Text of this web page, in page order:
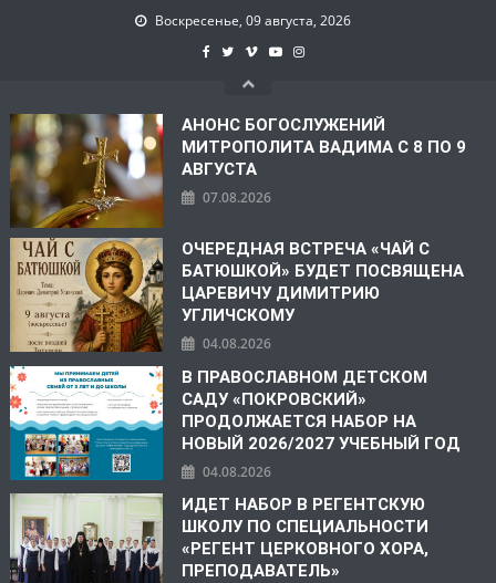
Воскресенье, 09 августа, 2026
АНОНС БОГОСЛУЖЕНИЙ
МИТРОПОЛИТА ВАДИМА С 8 ПО 9
АВГУСТА
07.08.2026
ОЧЕРЕДНАЯ ВСТРЕЧА «ЧАЙ С
БАТЮШКОЙ» БУДЕТ ПОСВЯЩЕНА
ЦАРЕВИЧУ ДИМИТРИЮ
УГЛИЧСКОМУ
04.08.2026
В ПРАВОСЛАВНОМ ДЕТСКОМ
САДУ «ПОКРОВСКИЙ»
ПРОДОЛЖАЕТСЯ НАБОР НА
НОВЫЙ 2026/2027 УЧЕБНЫЙ ГОД
04.08.2026
ИДЕТ НАБОР В РЕГЕНТСКУЮ
ШКОЛУ ПО СПЕЦИАЛЬНОСТИ
«РЕГЕНТ ЦЕРКОВНОГО ХОРА,
ПРЕПОДАВАТЕЛЬ»